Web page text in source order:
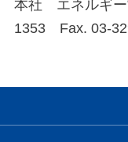
本社 エネルギ
1353 Fax. 03-